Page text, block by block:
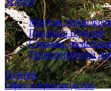
Монтаж
Покраска изделий
Строжка древесины
Термообработка
Галерея
Офис и производство